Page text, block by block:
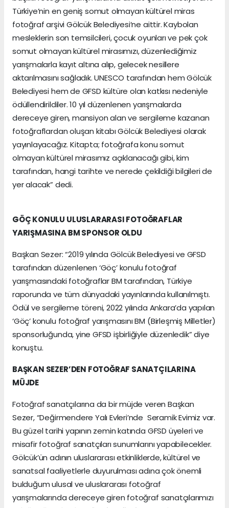
Türkiye’nin en geniş somut olmayan kültürel miras
fotoğraf arşivi Gölcük Belediyesi’ne aittir. Kaybolan
mesleklerin son temsilcileri, çocuk oyunları ve pek çok
somut olmayan kültürel mirasımızı, düzenlediğimiz
yarışmalarla kayıt altına alıp, gelecek nesillere
aktarılmasını sağladık. UNESCO tarafından hem Gölcük
Belediyesi hem de GFSD kültüre olan katkısı nedeniyle
ödüllendirildiler. 10 yıl düzenlenen yarışmalarda
dereceye giren, mansiyon alan ve sergileme kazanan
fotoğraflardan oluşan kitabı Gölcük Belediyesi olarak
yayınlayacağız. Kitapta; fotoğrafa konu somut
olmayan kültürel mirasımız açıklanacağı gibi, kim
tarafından, hangi tarihte ve nerede çekildiği bilgileri de
yer alacak” dedi.
GÖÇ KONULU ULUSLARARASI FOTOĞRAFLAR
YARIŞMASINA BM SPONSOR OLDU
Başkan Sezer: “2019 yılında Gölcük Belediyesi ve GFSD
tarafından düzenlenen ‘Göç’ konulu fotoğraf
yarışmasındaki fotoğraflar BM tarafından, Türkiye
raporunda ve tüm dünyadaki yayınlarında kullanılmıştı.
Ödül ve sergileme töreni, 2022 yılında Ankara’da yapılan
‘Göç’ konulu fotoğraf yarışmasını BM (Birleşmiş Milletler)
sponsorluğunda, yine GFSD işbirliğiyle düzenledik” diye
konuştu.
BAŞKAN SEZER’DEN FOTOĞRAF SANATÇILARINA
MÜJDE
Fotoğraf sanatçılarına da bir müjde veren Başkan
Sezer, “Değirmendere Yalı Evleri’nde Seramik Evimiz var.
Bu güzel tarihi yapının zemin katında GFSD üyeleri ve
misafir fotoğraf sanatçıları sunumlarını yapabilecekler.
Gölcük’ün adının uluslararası etkinliklerde, kültürel ve
sanatsal faaliyetlerle duyurulması adına çok önemli
bulduğum ulusal ve uluslararası fotoğraf
yarışmalarında dereceye giren fotoğraf sanatçılarımızı